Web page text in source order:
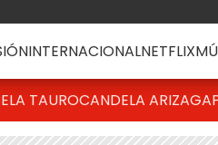
INTERNACIONALNETFLIX
TAUROCANDELA ARIZAGA